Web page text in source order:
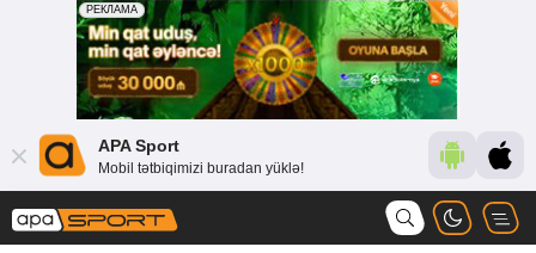
APA Sport
Mobil tətbiqimizi buradan yüklə!